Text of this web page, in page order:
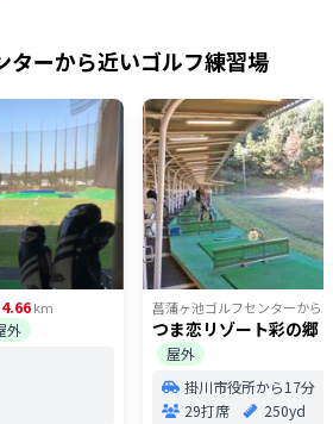
ターから近いゴルフ練習場
4.66km
外
菖蒲ヶ池ゴルフセンターから
つま恋リゾート彩の郷
屋外
掛川市役所から17分
29打席
250yd